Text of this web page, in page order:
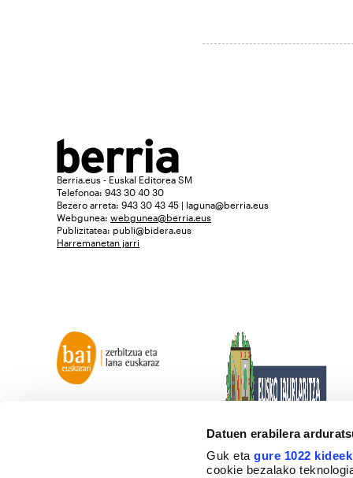
Datuen erabilera
Guk etagure 1022 kideek
cookie bezalako
Berria.eus - Euskal Editorea SM
Telefonoa: 943 30 40 30
Bezero arreta: 943 30 43 45 | laguna@berria.eus
Webgunea: webgunea@berria.eus
Publizitatea: publi@bidera.eus
Harremanetan jarri